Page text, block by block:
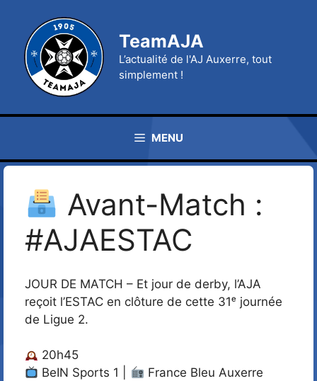
contenu
TeamAJA
L’actualité de l'AJ Auxerre, tout
simplement !
MENU
Avant-Match :
#AJAESTAC
JOUR DE MATCH – Et jour de derby, l’AJA
reçoit l’ESTAC en clôture de cette 31ᵉ journée
de Ligue 2.
20h45
BeIN Sports 1 |
France Bleu Auxerre